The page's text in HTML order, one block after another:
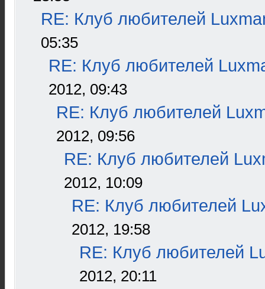
RE: Клуб любителей
05:35
RE: Клуб любителей
2012, 09:43
RE: Клуб любителей
2012, 09:56
RE: Клуб любителей
2012, 10:09
RE: Клуб любителей
2012, 19:58
RE: Клуб любителей
2012, 20:11